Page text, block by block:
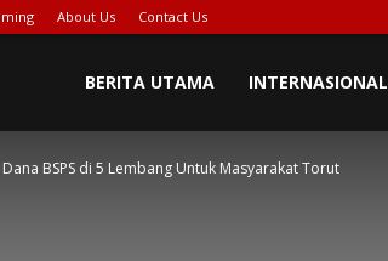
About Us Contact Us
BERITA UTAMA INTERNASIONAL
BSPS di 5 Lembang Untuk Masyarakat Torut